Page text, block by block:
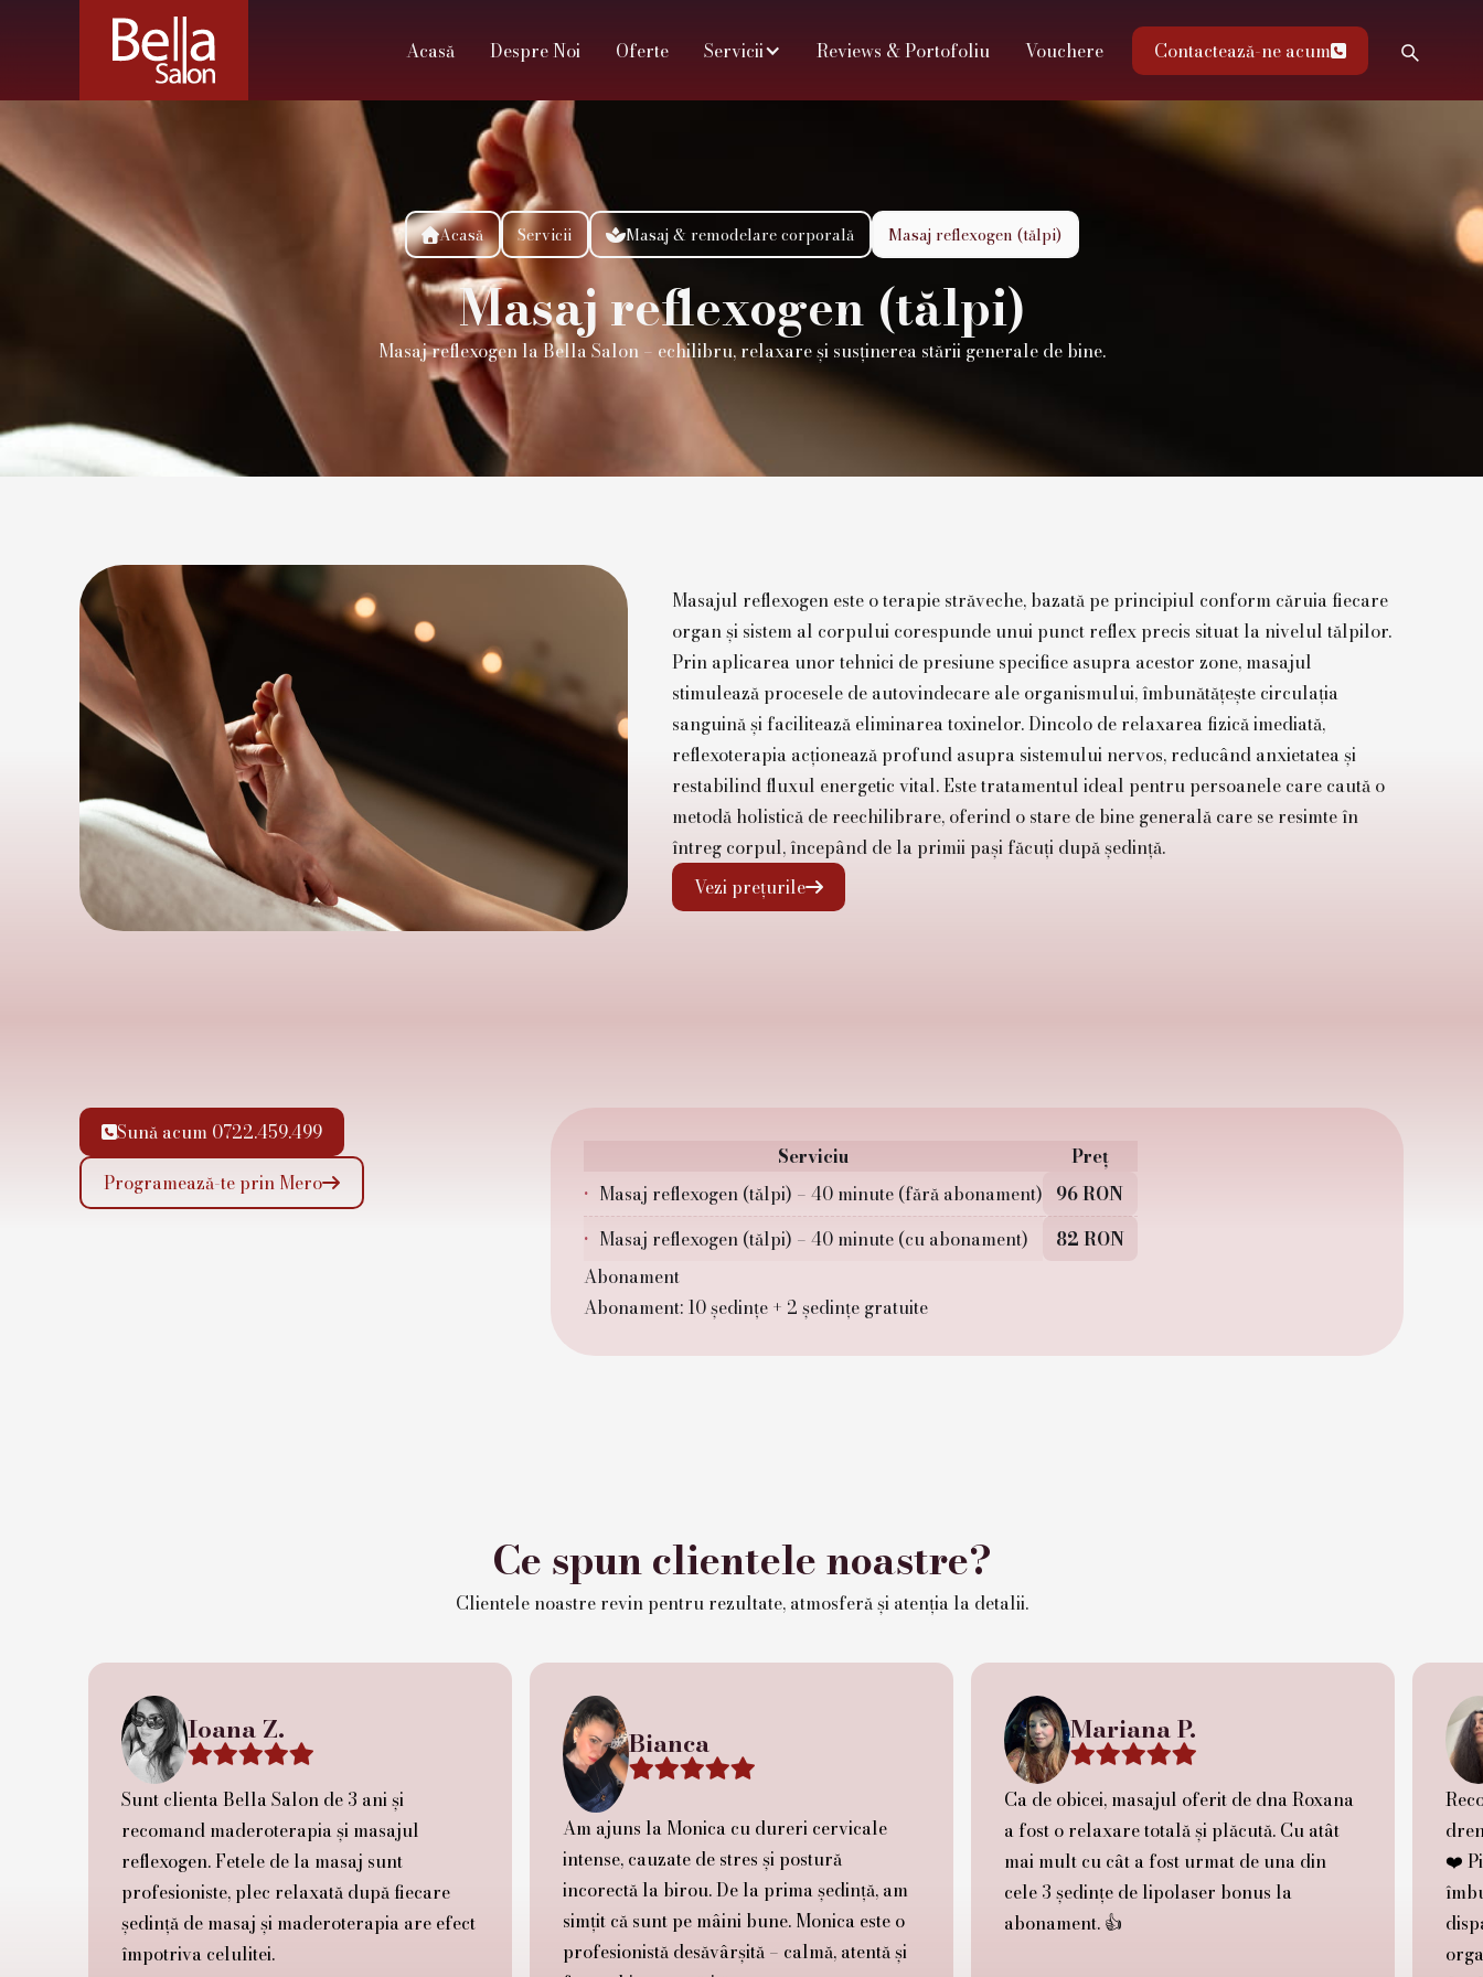
Acasă Despre Noi Oferte Servicii Reviews & Portofoliu Vouchere Contactează-ne acum
Acasă Servicii Masaj & remodelare corporală Masaj reflexogen (tălpi)
Masaj reflexogen (tălpi)
Masaj reflexogen la Bella Salon – echilibru, relaxare și susținerea stării generale de bine.
Masajul reflexogen este o terapie străveche, bazată pe principiul conform căruia fiecare
organ și sistem al corpului corespunde unui punct reflex precis situat la nivelul tălpilor.
Prin aplicarea unor tehnici de presiune specifice asupra acestor zone, masajul
stimulează procesele de autovindecare ale organismului, îmbunătățește circulația
sanguină și facilitează eliminarea toxinelor. Dincolo de relaxarea fizică imediată,
reflexoterapia acționează profund asupra sistemului nervos, reducând anxietatea și
restabilind fluxul energetic vital. Este tratamentul ideal pentru persoanele care caută o
metodă holistică de reechilibrare, oferind o stare de bine generală care se resimte în
întreg corpul, începând de la primii pași făcuți după ședință.
Vezi prețurile
Sună acum 0722.459.499
Programează-te prin Mero
Serviciu
Preț
Masaj reflexogen (tălpi) – 40 minute (fără abonament) 96 RON
Masaj reflexogen (tălpi) – 40 minute (cu abonament)
82 RON
Abonament
Abonament: 10 ședințe + 2 ședințe gratuite
Ce spun clientele noastre?
Clientele noastre revin pentru rezultate, atmosferă și atenția la detalii.
Ioana Z.

Sunt clienta Bella Salon de 3 ani și
recomand maderoterapia și masajul
reflexogen. Fetele de la masaj sunt
profesioniste, plec relaxată după fiecare
ședință de masaj și maderoterapia are efect
împotriva celulitei.
Bianca

Am ajuns la Monica cu dureri cervicale
intense, cauzate de stres și postură
incorectă la birou. De la prima ședință, am
simțit că sunt pe mâini bune. Monica este o
profesionistă desăvârșită – calmă, atentă și
Mariana P.

Ca de obicei, masajul oferit de dna Roxana
a fost o relaxare totală și plăcută. Cu atât
mai mult cu cât a fost urmat de una din
cele 3 ședințe de lipolaser bonus la
abonament. 👍
❤️